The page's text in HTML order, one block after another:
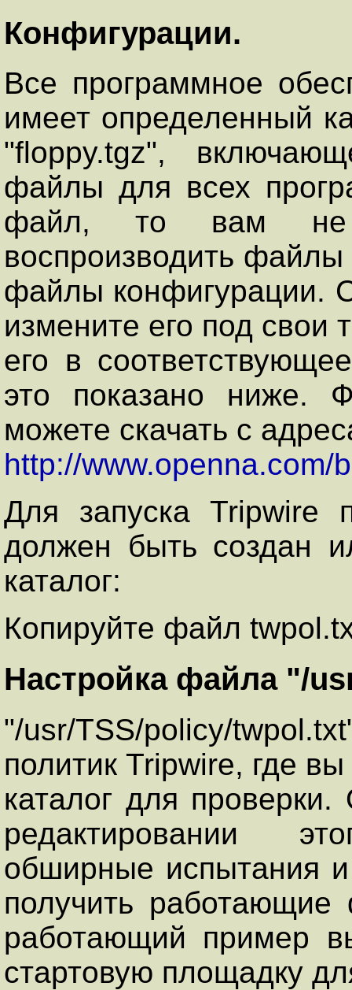
Конфигурации.
Все программное
имеет определенный
"floppy.tgz",
файлы для всех
файл, то вам не
воспроизводить файлы
файлы конфигурации.
измените его под свои
его в
это показано ниже.
можете скачать с
http://www.openna.com/
Для запуска
должен быть создан
каталог:
Копируйте файл
Настройка файла "/
"/usr/TSS/policy/
политик Tripwire, где
каталог для
редактировании
обширные испытания
получить
работающий пример
стартовую площадку